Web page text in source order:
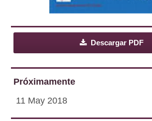
Descargar PDF
Próximamente
11 May 2018